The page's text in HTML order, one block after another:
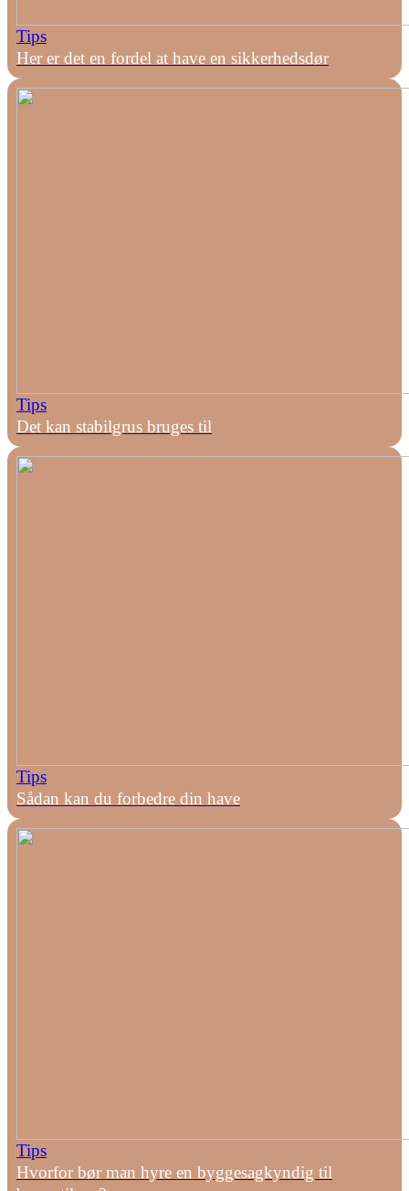
Tips
Her er det en fordel at have en sikkerhedsdør
Tips
Det kan stabilgrus bruges til
Tips
Sådan kan du forbedre din have
Tips
Hvorfor bør man hyre en byggesagkyndig til